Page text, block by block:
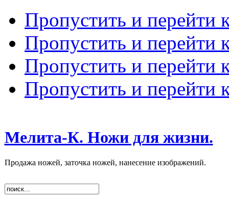
Пропустить и перейти
Пропустить и перейти
Пропустить и перейти
Пропустить и перейти
Мелита-К. Ножи для жизни.
Продажа ножей, заточка ножей, нанесение изображений.